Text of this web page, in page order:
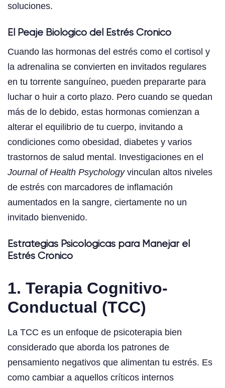
soluciones.
El Peaje Biológico del Estrés Crónico
Cuando las hormonas del estrés como el cortisol y
la adrenalina se convierten en invitados regulares
en tu torrente sanguíneo, pueden prepararte para
luchar o huir a corto plazo. Pero cuando se quedan
más de lo debido, estas hormonas comienzan a
alterar el equilibrio de tu cuerpo, invitando a
condiciones como obesidad, diabetes y varios
trastornos de salud mental. Investigaciones en el
Journal of Health Psychologyvinculan altos niveles
de estrés con marcadores de inflamación
aumentados en la sangre, ciertamente no un
invitado bienvenido.
Estrategias Psicológicas para Manejar el
Estrés Crónico
1. Terapia Cognitivo-
Conductual (TCC)
La TCC es un enfoque de psicoterapia bien
considerado que aborda los patrones de
pensamiento negativos que alimentan tu estrés. Es
como cambiar a aquellos críticos internos